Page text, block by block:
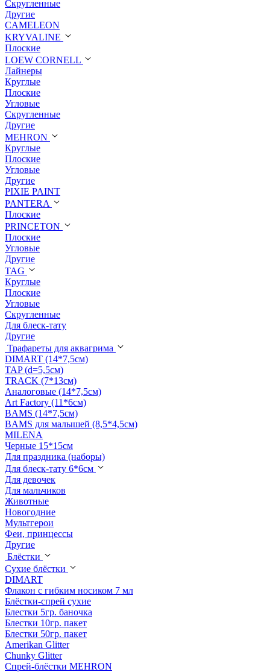
Скругленные
Другие
CAMELEON
KRYVALINE
Плоские
LOEW CORNELL
Лайнеры
Круглые
Плоские
Угловые
Скругленные
Другие
MEHRON
Круглые
Плоские
Угловые
Другие
PIXIE PAINT
PANTERA
Плоские
PRINCETON
Плоские
Угловые
Другие
TAG
Круглые
Плоские
Угловые
Скругленные
Для блеск-тату
Другие
Трафареты для аквагрима
DIMART (14*7,5см)
TAP (d=5,5см)
TRACK (7*13см)
Аналоговые (14*7,5см)
Art Factory (11*6см)
BAMS (14*7,5см)
BAMS для малышей (8,5*4,5см)
MILENA
Черные 15*15см
Для праздника (наборы)
Для блеск-тату 6*6см
Для девочек
Для мальчиков
Животные
Новогодние
Мультгерои
Феи, принцессы
Другие
Блёстки
Сухие блёстки
DIMART
Флакон с гибким носиком 7 мл
Блёстки-спрей сухие
Блестки 5гр. баночка
Блестки 10гр. пакет
Блестки 50гр. пакет
Amerikan Glitter
Chunky Glitter
Спрей-блёстки MEHRON